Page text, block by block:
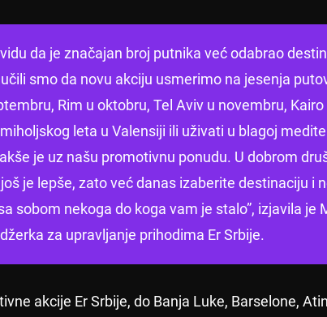
da je značajan broj putnika već odabrao
smo da novu akciju usmerimo na jesenja
Rim u oktobru, Tel Aviv u novembru,
leta u Valensiji ili uživati u blagoj
je uz našu promotivnu ponudu. U dobrom
je lepše, zato već danas izaberite destinaciju i
sobom nekoga do koga vam je stalo”, izjavila je
za upravljanje prihodima Er Srbije.
akcije Er Srbije, do Banja Luke, Barselone,